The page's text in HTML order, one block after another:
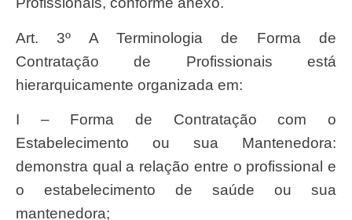
Art. 3º A Terminologia de Forma de
Contratação de Profissionais está
hierarquicamente organizada em:
I – Forma de Contratação com o
Estabelecimento ou sua Mantenedora:
demonstra qual a relação entre o profissional e
o estabelecimento de saúde ou sua
mantenedora;